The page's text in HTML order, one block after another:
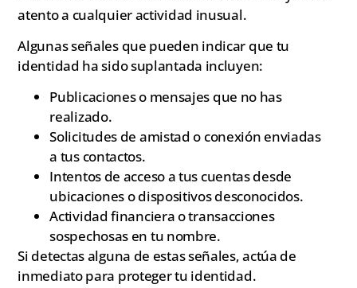
atento a cualquier actividad inusual.
Algunas señales que pueden indicar que tu
identidad ha sido suplantada incluyen:
Publicaciones o mensajes que no has
realizado.
Solicitudes de amistad o conexión enviadas
a tus contactos.
Intentos de acceso a tus cuentas desde
ubicaciones o dispositivos desconocidos.
Actividad financiera o transacciones
sospechosas en tu nombre.
Si detectas alguna de estas señales, actúa de
inmediato para proteger tu identidad.